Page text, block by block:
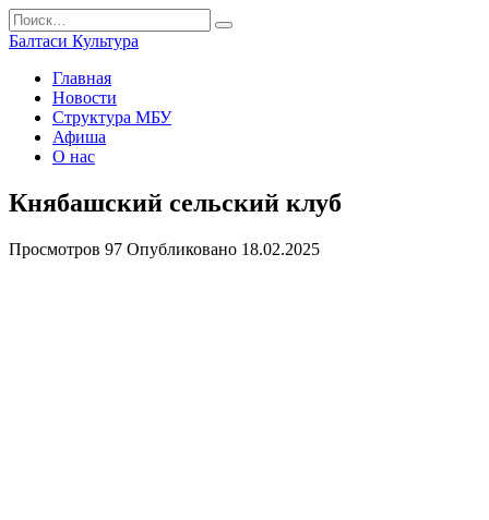
Перейти
к
содержанию
Search
for:
Балтаси Культура
Главная
Новости
Структура МБУ
Афиша
О нас
Княбашский сельский клуб
Просмотров 97 Опубликовано 18.02.2025